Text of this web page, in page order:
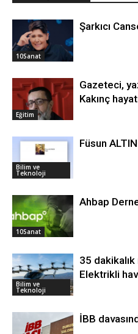
10Sanat
Şarkıcı
Eğitim
Gazeteci,
Kakınç
Bilim ve
Teknoloji
Füsun
10Sanat
Ahbap
Bilim ve
Teknoloji
35
Elektrikli
İBB